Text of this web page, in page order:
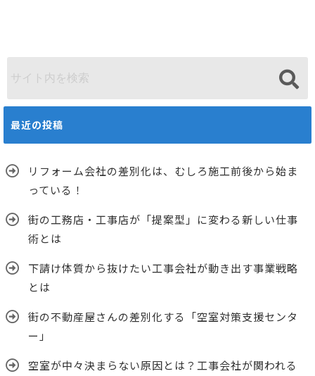
最近の投稿
リフォーム会社の差別化は、むしろ施工前後から始ま
っている！
街の工務店・工事店が「提案型」に変わる新しい仕事
術とは
下請け体質から抜けたい工事会社が動き出す事業戦略
とは
街の不動産屋さんの差別化する「空室対策支援センタ
ー」
空室が中々決まらない原因とは？工事会社が関われる